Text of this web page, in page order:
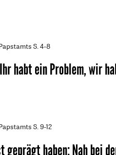
S. 4-8
habt ein Problem, wir
S. 9-12
geprägt haben:Nah bei